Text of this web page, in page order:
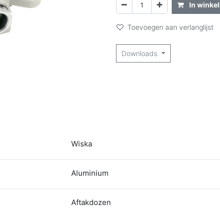
In
Toevoegen aan verlanglijst
Downloads
Wiska
Aluminium
Aftakdozen